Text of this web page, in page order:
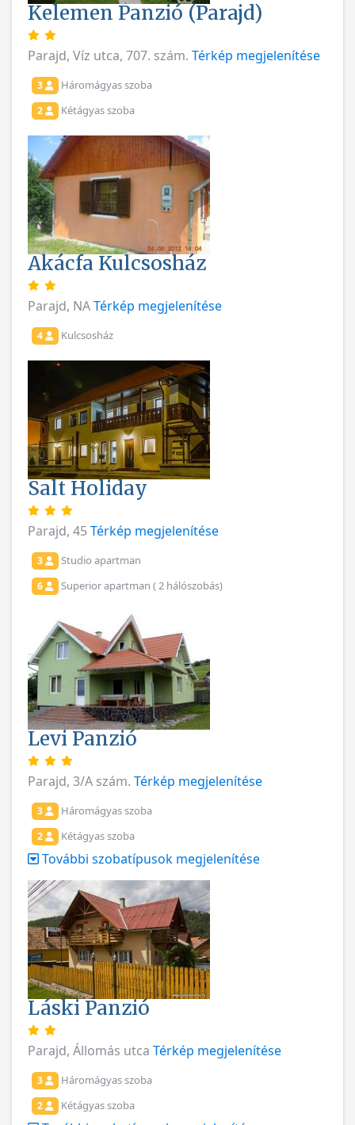
Kelemen Panzió (Parajd)
Parajd, Víz utca, 707. szám. Térkép megjelenítése
3 Háromágyas szoba
2 Kétágyas szoba
Akácfa Kulcsosház
Parajd, NATérkép megjelenítése
4 Kulcsosház
Salt Holiday
Parajd, 45Térkép megjelenítése
3 Studio apartman
6 Superior apartman ( 2 hálószobás)
Levi Panzió
Parajd, 3/A szám. Térkép megjelenítése
3 Háromágyas szoba
2 Kétágyas szoba
További szobatípusok megjelenítése
Láski Panzió
Parajd, Állomás utca Térkép megjelenítése
3 Háromágyas szoba
2 Kétágyas szoba